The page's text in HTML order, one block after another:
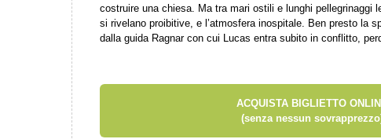
costruire una chiesa. Ma tra mari ostili e lunghi pellegrinaggi
si rivelano proibitive, e l’atmosfera inospitale. Ben presto la
dalla guida Ragnar con cui Lucas entra subito in conflitto,
ACQUISTA BIGLIETTO
(senza nessun